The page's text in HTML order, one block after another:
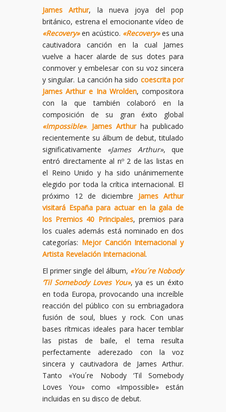
James Arthur, la nueva joya del pop
británico, estrena el emocionante vídeo de
«Recovery»en acústico. «Recovery» es una
cautivadora canción en la cual James
vuelve a hacer alarde de sus dotes para
conmover y embelesar con su voz sincera
y singular. La canción ha sido coescrita por
James Arthur e Ina Wrolden, compositora
con la que también colaboró en la
composición de su gran éxito global
«Impossible». James Arthurha publicado
recientemente su álbum de debut, titulado
significativamente «James Arthur», que
entró directamente al nº 2 de las listas en
el Reino Unido y ha sido unánimemente
elegido por toda la crítica internacional. El
próximo 12 de diciembre James Arthur
visitará España para actuar en la gala de
los Premios 40 Principales, premios para
los cuales además está nominado en dos
categorías: Mejor Canción Internacional y
Artista Revelación Internacional.
El primer single del álbum, «You´re Nobody
‘Til Somebody Loves You», ya es un éxito
en toda Europa, provocando una increíble
reacción del público con su embriagadora
fusión de soul, blues y rock. Con unas
bases rítmicas ideales para hacer temblar
las pistas de baile, el tema resulta
perfectamente aderezado con la voz
sincera y cautivadora de James Arthur.
Tanto «You´re Nobody ‘Til Somebody
Loves You» como «Impossible» están
incluidas en su disco de debut.